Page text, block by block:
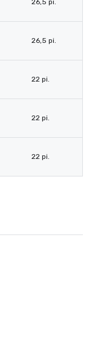
26,5 pi.
26,5 pi.
22 pi.
22 pi.
22 pi.